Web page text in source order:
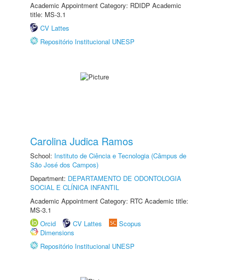
Academic Appointment Category: RDIDP Academic
title: MS-3.1
CV Lattes
Repositório Institucional UNESP
Carolina Judica Ramos
School: Instituto de Ciência e Tecnologia (Câmpus de
São José dos Campos)
Department: DEPARTAMENTO DE ODONTOLOGIA
SOCIAL E CLÍNICA INFANTIL
Academic Appointment Category: RTC Academic title:
MS-3.1
Orcid
CV Lattes
Scopus
Dimensions
Repositório Institucional UNESP